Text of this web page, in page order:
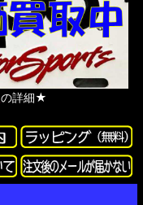
の詳細★